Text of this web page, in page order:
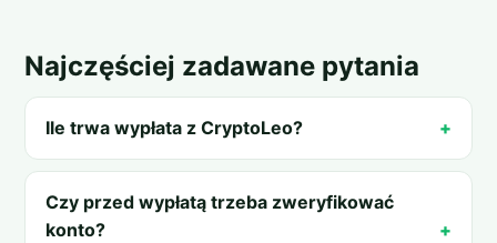
Najczęściej zadawane pytania
Ile trwa wypłata z CryptoLeo?
Czy przed wypłatą trzeba zweryfikować
konto?